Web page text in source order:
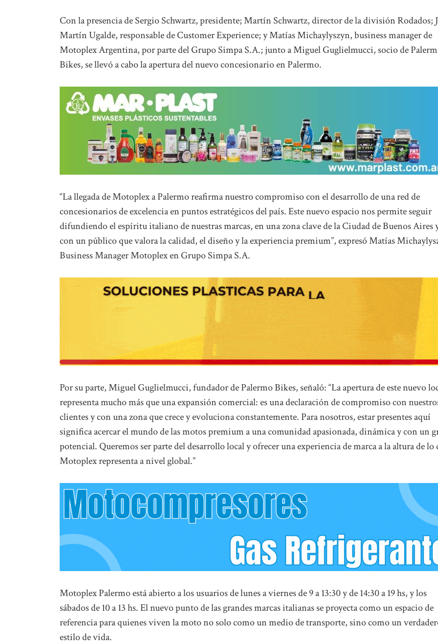
Con la presencia de Sergio Schwartz, presidente; Martín Schwartz, director de la división Rodados;
Martín Ugalde, responsable de Customer Experience; y Matías Michaylyszyn, business manager de
Motoplex Argentina, por parte del Grupo Simpa S.A.; junto a Miguel Guglielmucci, socio de
Bikes, se llevó a cabo la apertura del nuevo concesionario en Palermo.
“La llegada de Motoplex a Palermo reafirma nuestro compromiso con el desarrollo de una red de
concesionarios de excelencia en puntos estratégicos del país. Este nuevo espacio nos permite seguir
difundiendo el espíritu italiano de nuestras marcas, en una zona clave de la Ciudad de Buenos Aires
con un público que valora la calidad, el diseño y la experiencia premium”, expresó Matías
Business Manager Motoplex en Grupo Simpa S.A.
Por su parte, Miguel Guglielmucci, fundador de Palermo Bikes, señaló: “La apertura de este nuevo
representa mucho más que una expansión comercial: es una declaración de compromiso con
clientes y con una zona que crece y evoluciona constantemente. Para nosotros, estar presentes aquí
significa acercar el mundo de las motos premium a una comunidad apasionada, dinámica y con un
potencial. Queremos ser parte del desarrollo local y ofrecer una experiencia de marca a la altura de lo
Motoplex representa a nivel global.”
Motoplex Palermo está abierto a los usuarios de lunes a viernes de 9 a 13:30 y de 14:30 a 19 hs, y los
sábados de 10 a 13 hs. El nuevo punto de las grandes marcas italianas se proyecta como un espacio de
referencia para quienes viven la moto no solo como un medio de transporte, sino como un
estilo de vida.